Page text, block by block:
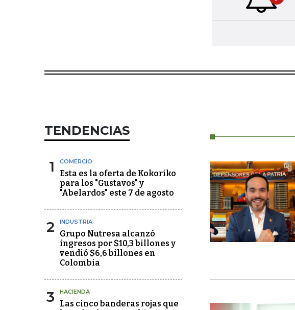
TENDENCIAS
1 COMERCIO
Esta es la oferta de Kokoriko
para los "Gustavos" y
"Abelardos" este 7 de agosto
2 INDUSTRIA
Grupo Nutresa alcanzó
ingresos por $10,3 billones y
vendió $6,6 billones en
Colombia
3 HACIENDA
Las cinco banderas rojas que